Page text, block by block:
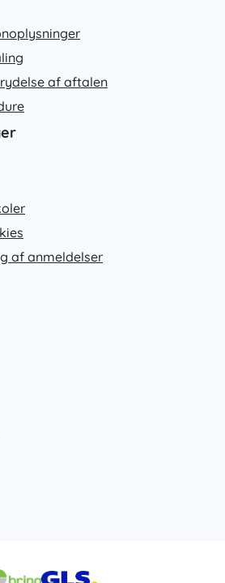
af aftalen
af anmeldelser